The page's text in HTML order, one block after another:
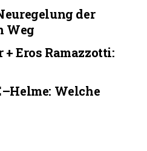
der
Weg
Eros Ramazzotti:
Welche